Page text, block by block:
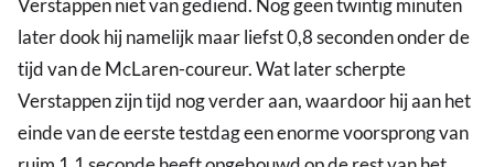
later dook hij namelijk maar liefst 0,8 seconden onder de
tijd van de McLaren-coureur. Wat later scherpte
Verstappen zijn tijd nog verder aan, waardoor hij aan het
einde van de eerste testdag een enorme voorsprong van